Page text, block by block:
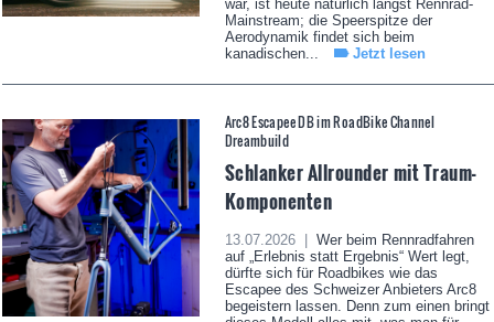
war, ist heute natürlich längst Rennrad-
Mainstream; die Speerspitze der
Aerodynamik findet sich beim
kanadischen...
Jetzt lesen
Arc8 Escapee DB im RoadBike Channel
Dreambuild
Schlanker Allrounder mit Traum-
Komponenten
13.07.2026 |
Wer beim Rennradfahren
auf „Erlebnis statt Ergebnis“ Wert legt,
dürfte sich für Roadbikes wie das
Escapee des Schweizer Anbieters Arc8
begeistern lassen. Denn zum einen bringt